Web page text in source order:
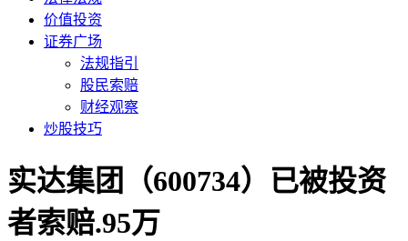
价值投资
证券广场
法规指引
股民索赔
财经观察
炒股技巧
实达集团（600734）已被投资
者索赔.95万